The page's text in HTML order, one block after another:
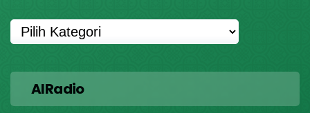
AIRadio